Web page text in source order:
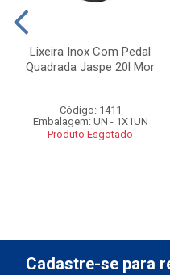
Lixeira Inox Com Pedal
Quadrada Jaspe 20l Mor
Código: 1411
Embalagem: UN - 1X1UN
Produto Esgotado
Cadastre-se para